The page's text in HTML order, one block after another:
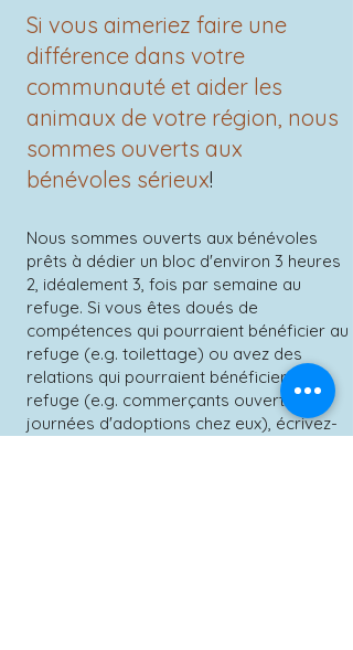
​​Si vous aimeriez faire une
différence dans votre
communauté et aider les
animaux de votre région, nous
sommes ouverts aux
bénévoles sérieux!
Nous sommes ouverts aux bénévoles
prêts à dédier un bloc d'environ 3 heures
2, idéalement 3, fois par semaine au
refuge. Si vous êtes doués de
compétences qui pourraient bénéficier au
refuge (e.g. toilettage) ou avez des
relations qui pourraient bénéficier au
refuge​ (e.g. commerçants ouverts aux
journées d'adoptions chez eux), écrivez-